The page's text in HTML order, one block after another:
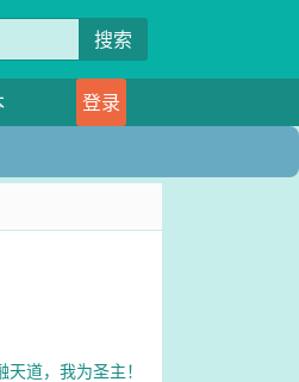
搜索
登录
道，我为圣主！